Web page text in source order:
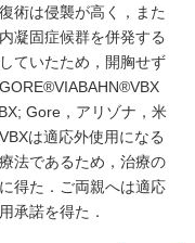
術は侵襲が高く，また
凝固症候群を併発する
ていたため，開胸せず
Gore，アリゾナ，米
は適応外使用になる
法であるため，治療の
得た．ご両親へは適応
承諾を得た．